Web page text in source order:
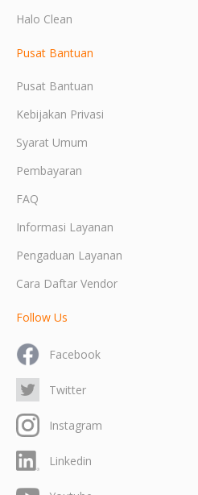
Halo Clean
Pusat Bantuan
Pusat Bantuan
Kebijakan Privasi
Syarat Umum
Pembayaran
FAQ
Informasi Layanan
Pengaduan Layanan
Cara Daftar Vendor
Follow Us
Facebook
Twitter
Instagram
Linkedin